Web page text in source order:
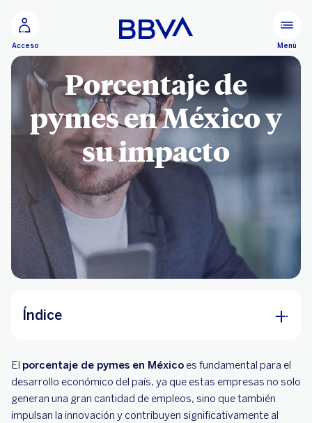
Acceso Menú
Porcentaje de
pymes en México y
su impacto
Índice
Contribución de las pymes al país
¿Cuál es el futuro de las pymes en México?
El porcentaje de pymes en México es fundamental para el
desarrollo económico del país, ya que estas empresas no solo
generan una gran cantidad de empleos, sino que también
impulsan la innovación y contribuyen significativamente al